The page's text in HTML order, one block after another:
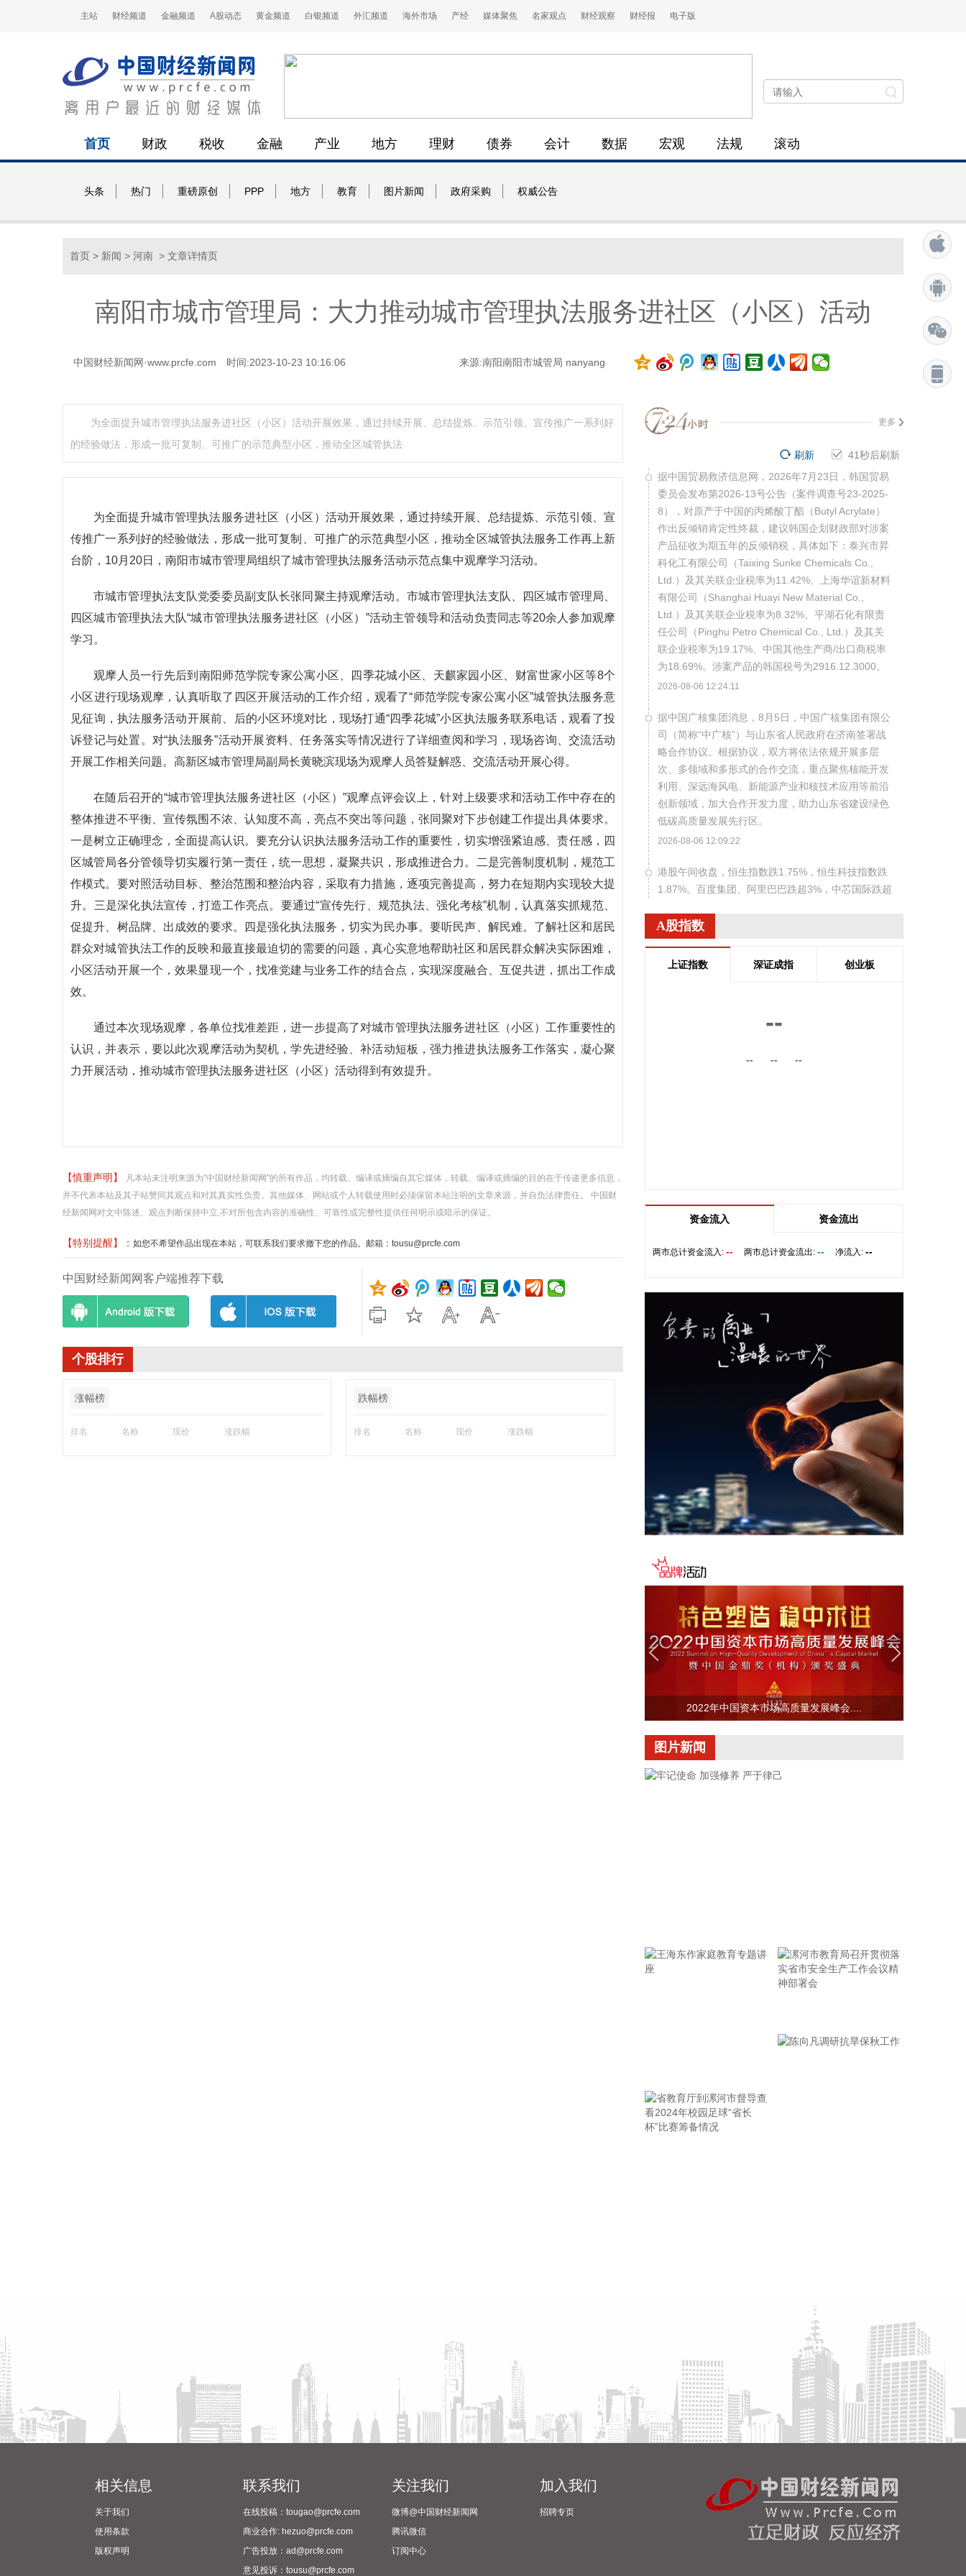
主站 财经频道 金融频道 A股动态 黄金频道 白银频道 外汇频道 海外市场 产经 媒体聚焦 名家观点 财经观察 财经报 电子版
首页 财政 税收 金融 产业 地方 理财 债券 会计 数据 宏观 法规 滚动
头条 热门 重磅原创 PPP 地方 教育 图片新闻 政府采购 权威公告
首页 > 新闻 > 河南 > 文章详情页
南阳市城市管理局：大力推动城市管理执法服务进社区（小区）活动
中国财经新闻网·www.prcfe.com 时间:2023-10-23 10:16:06 来源:南阳南阳市城管局 nanyang
为全面提升城市管理执法服务进社区（小区）活动开展效果，通过持续开展、总结提炼、示范引领、宣传推广一系列好
的经验做法，形成一批可复制、可推广的示范典型小区，推动全区城管执法
为全面提升城市管理执法服务进社区（小区）活动开展效果，通过持续开展、总结提炼、示范引领、宣
传推广一系列好的经验做法，形成一批可复制、可推广的示范典型小区，推动全区城管执法服务工作再上新
台阶，10月20日，南阳市城市管理局组织了城市管理执法服务活动示范点集中观摩学习活动。
市城市管理执法支队党委委员副支队长张同聚主持观摩活动。市城市管理执法支队、四区城市管理局、
四区城市管理执法大队“城市管理执法服务进社区（小区）”活动主管领导和活动负责同志等20余人参加观摩
学习。
观摩人员一行先后到南阳师范学院专家公寓小区、四季花城小区、天麒家园小区、财富世家小区等8个
小区进行现场观摩，认真听取了四区开展活动的工作介绍，观看了“师范学院专家公寓小区”城管执法服务意
见征询，执法服务活动开展前、后的小区环境对比，现场打通“四季花城”小区执法服务联系电话，观看了投
诉登记与处置。对“执法服务”活动开展资料、任务落实等情况进行了详细查阅和学习，现场咨询、交流活动
开展工作相关问题。高新区城市管理局副局长黄晓滨现场为观摩人员答疑解惑、交流活动开展心得。
在随后召开的“城市管理执法服务进社区（小区）”观摩点评会议上，针对上级要求和活动工作中存在的
整体推进不平衡、宣传氛围不浓、认知度不高，亮点不突出等问题，张同聚对下步创建工作提出具体要求。
一是树立正确理念，全面提高认识。要充分认识执法服务活动工作的重要性，切实增强紧迫感、责任感，四
区城管局各分管领导切实履行第一责任，统一思想，凝聚共识，形成推进合力。二是完善制度机制，规范工
作模式。要对照活动目标、整治范围和整治内容，采取有力措施，逐项完善提高，努力在短期内实现较大提
升。三是深化执法宣传，打造工作亮点。要通过“宣传先行、规范执法、强化考核”机制，认真落实抓规范、
促提升、树品牌、出成效的要求。四是强化执法服务，切实为民办事。要听民声、解民难。了解社区和居民
群众对城管执法工作的反映和最直接最迫切的需要的问题，真心实意地帮助社区和居民群众解决实际困难，
小区活动开展一个，效果显现一个，找准党建与业务工作的结合点，实现深度融合、互促共进，抓出工作成
效。
通过本次现场观摩，各单位找准差距，进一步提高了对城市管理执法服务进社区（小区）工作重要性的
认识，并表示，要以此次观摩活动为契机，学先进经验、补活动短板，强力推进执法服务工作落实，凝心聚
力开展活动，推动城市管理执法服务进社区（小区）活动得到有效提升。
【慎重声明】
凡本站未注明来源为"中国财经新闻网"的所有作品，均转载、编译或摘编自其它媒体，转载、编译或摘编的目的在于传递更多信息，
并不代表本站及其子站赞同其观点和对其真实性负责。其他媒体、网站或个人转载使用时必须保留本站注明的文章来源，并自负法律责任。 中国财
经新闻网对文中陈述、观点判断保持中立,不对所包含内容的准确性、可靠性或完整性提供任何明示或暗示的保证。
【特别提醒】： 如您不希望作品出现在本站，可联系我们要求撤下您的作品。邮箱：tousu@prcfe.com
中国财经新闻网客户端推荐下载
个股排行
涨幅榜
排名 名称 现价 涨跌幅
跌幅榜
排名 名称 现价 涨跌幅
更多
40秒后刷新
刷新
据中国贸易救济信息网，2026年7月23日，韩国贸易
委员会发布第2026-13号公告（案件调查号23-2025-
8），对原产于中国的丙烯酸丁酯（Butyl Acrylate）
作出反倾销肯定性终裁，建议韩国企划财政部对涉案
产品征收为期五年的反倾销税，具体如下：泰兴市昇
科化工有限公司（Taixing Sunke Chemicals Co.,
Ltd.）及其关联企业税率为11.42%、上海华谊新材料
有限公司（Shanghai Huayi New Material Co.,
Ltd.）及其关联企业税率为8.32%、平湖石化有限责
任公司（Pinghu Petro Chemical Co., Ltd.）及其关
联企业税率为19.17%、中国其他生产商/出口商税率
为18.69%。涉案产品的韩国税号为2916.12.3000。
2026-08-06 12:24:11
据中国广核集团消息，8月5日，中国广核集团有限公
司（简称“中广核”）与山东省人民政府在济南签署战
略合作协议。根据协议，双方将依法依规开展多层
次、多领域和多形式的合作交流，重点聚焦核能开发
利用、深远海风电、新能源产业和核技术应用等前沿
创新领域，加大合作开发力度，助力山东省建设绿色
低碳高质量发展先行区。
2026-08-06 12:09:22
港股午间收盘，恒生指数跌1.75%，恒生科技指数跌
1.87%。百度集团、阿里巴巴跌超3%，中芯国际跌超
涨超3%，洛阳钼业涨近3%。
中心是公司增长最快的业务领域，预计该业务2026年
设施电源供应商长城电源战略性AI数据中心平台项
汇融基金、财鑫资本、湘江国投作为新增投资方参与
现有股东继续追加投资，融资金额数亿元。
关算力业务，目前业务规模在陆续提升。
2026-08-06 11:58:13
超研股份8月6日在互动平台表示，公司研制的便携
式、在线式超声成像检测设备和爬壁超声检测机器人
等无损检测设备可用于核电设备生产制造和在役运行
的质量检测控制中，公司积极开拓核电行业无损检测
据SINOVAC科兴官微消息，8月6日，北京科兴控股
（集团）有限公司旗下科兴（成都）生物制品有限公
司研制的冻干人用狂犬病疫苗（Vero细胞）获得国家
于无血清、无动物源性工艺开发，同时获批“5针
法”和“简易4针法”两种免疫程序，成为国内首个符合
2026-08-06 11:54:12
今日早盘A股三大指数维持震荡。截至午间收盘，沪
指涨0.01%，深证成指跌0.52%，创业板指跌
0.67%。盘面上，CPO概念持续走强，沃格光电3连
板；PCB概念活跃，景旺电子等涨停；小金属概念走
高，云南锗业3连板；另外，存储芯片概念、CRO概
力、证券、造纸等板块跌幅居前。全市场约3700只个
导率等优势，成为核心关键材料。目前公司已建成硫
化物固态电解质自动化生产线，量产能力初步构建，
产品品质得到客户的高度认可，公司正在密切配合下
推进全固态电池的商业化落地。
气度持续回升以及AI服务器、汽车电子等新兴应用领
域需求的拉动，公司上半年MLCC介质粉体销量实现
营“因伊朗战事中美军导弹库存严重短缺而发生争
据中兴通讯官网，近日，由中兴通讯与巴基斯坦领先
云服务商Sky47联合承建的、巴基斯坦规模最大的通
算与智算一体化的数据中心——Sky47喀喇昆仑一号
（Karakoram-01） 落成典礼在伊斯兰堡举办。作为
在巴基斯坦全国范围内提供强大的云计算、数据托管
与先进数字服务支持，全面满足政府及企业在人工智
能（AI）、机器学习（ML）及高性能计算（HPC）
A股指数
上证指数 深证成指 创业板
--
-- -- --
资金流入 资金流出
两市总计资金流入: -- 两市总计资金流出: -- 净流入: --
2022年中国资本市场高质量发展峰会....
图片新闻
座
实省市安全生产工作会议
相关信息
关于我们
使用条款
版权声明
联系我们
在线投稿：tougao@prcfe.com
商业合作: hezuo@prcfe.com
广告投放：ad@prcfe.com
意见投诉：tousu@prcfe.com
关注我们
微博@中国财经新闻网
腾讯微信
订阅中心
加入我们
招聘专页